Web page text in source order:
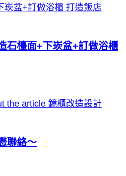
石檯面+下崁盆+訂做浴櫃
聯絡～